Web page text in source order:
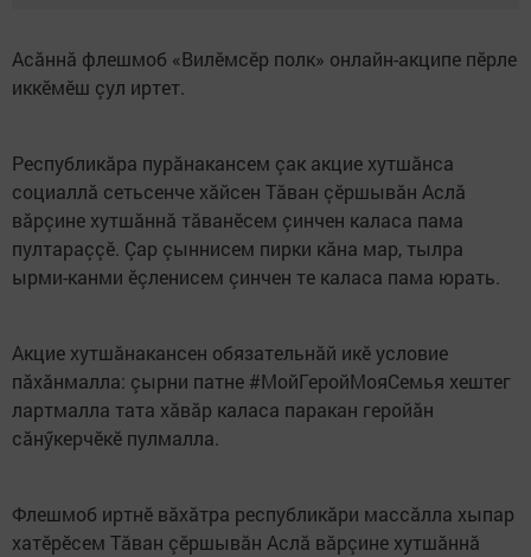
Асăннă флешмоб «Вилӗмсӗр полк» онлайн-акципе пӗрле
иккӗмӗш çул иртет.
Республикăра пурăнакансем çак акцие хутшăнса
социаллă сетьсенче хăйсен Тăван çӗршывăн Аслă
вăрçине хутшăннă тăванӗсем çинчен каласа пама
пултараççӗ. Çар çыннисем пирки кăна мар, тылра
ырми-канми ӗçленисем çинчен те каласа пама юрать.
Акцие хутшăнакансен обязательнăй икӗ условие
пăхăнмалла: çырни патне #МойГеройМояСемья хештег
лартмалла тата хăвăр каласа паракан геройăн
сăнӳкерчӗкӗ пулмалла.
Флешмоб иртнӗ вăхăтра республикăри массăлла хыпар
хатӗрӗсем Тăван çӗршывăн Аслă вăрçине хутшăннă